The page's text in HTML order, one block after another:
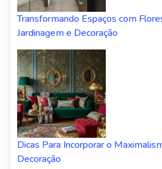
Transformando Espaços com
Jardinagem e Decoração
Dicas Para Incorporar o
Decoração